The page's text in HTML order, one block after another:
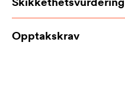
Opptakskrav